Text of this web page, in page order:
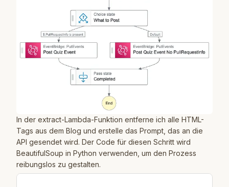
In der extract-Lambda-Funktion entferne ich alle HTML-
Tags aus dem Blog und erstelle das Prompt, das an die
API gesendet wird. Der Code für diesen Schritt wird
BeautifulSoup in Python verwenden, um den Prozess
reibungslos zu gestalten.